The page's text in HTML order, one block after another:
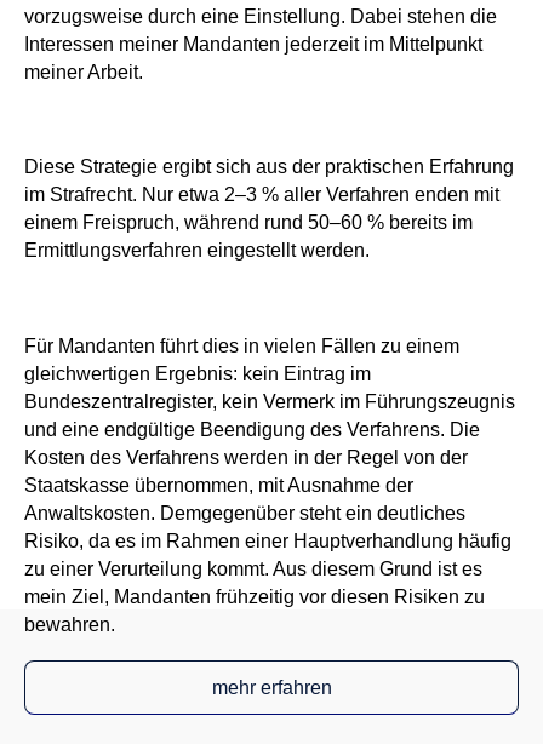
vorzugsweise durch eine Einstellung. Dabei stehen die
Interessen meiner Mandanten jederzeit im Mittelpunkt
meiner Arbeit.
Diese Strategie ergibt sich aus der praktischen Erfahrung
im Strafrecht. Nur etwa 2–3 % aller Verfahren enden mit
einem Freispruch, während rund 50–60 % bereits im
Ermittlungsverfahren eingestellt werden.
Für Mandanten führt dies in vielen Fällen zu einem
gleichwertigen Ergebnis: kein Eintrag im
Bundeszentralregister, kein Vermerk im Führungszeugnis
und eine endgültige Beendigung des Verfahrens. Die
Kosten des Verfahrens werden in der Regel von der
Staatskasse übernommen, mit Ausnahme der
Anwaltskosten. Demgegenüber steht ein deutliches
Risiko, da es im Rahmen einer Hauptverhandlung häufig
zu einer Verurteilung kommt. Aus diesem Grund ist es
mein Ziel, Mandanten frühzeitig vor diesen Risiken zu
bewahren.
mehr erfahren